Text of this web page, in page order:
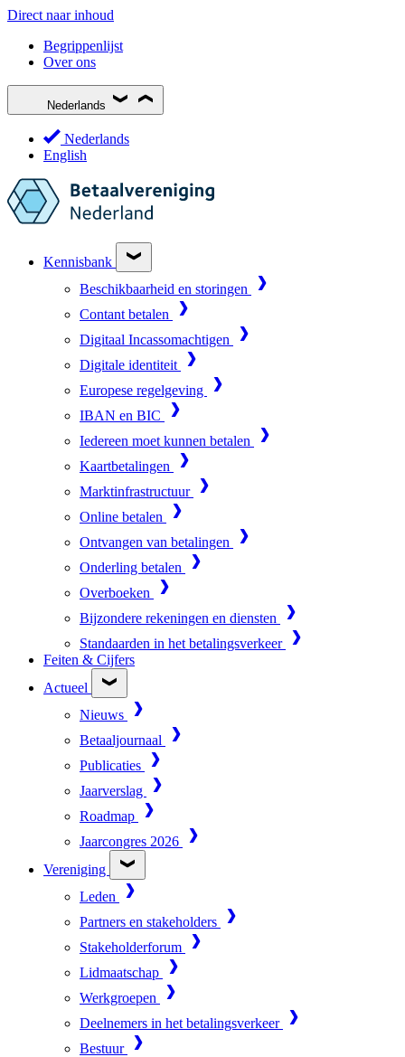
Direct naar inhoud
Begrippenlijst
Over ons
Nederlands
Nederlands
English
Kennisbank
Beschikbaarheid en storingen
Contant betalen
Digitaal Incassomachtigen
Digitale identiteit
Europese regelgeving
IBAN en BIC
Iedereen moet kunnen betalen
Kaartbetalingen
Marktinfrastructuur
Online betalen
Ontvangen van betalingen
Onderling betalen
Overboeken
Bijzondere rekeningen en diensten
Standaarden in het betalingsverkeer
Feiten & Cijfers
Actueel
Nieuws
Betaaljournaal
Publicaties
Jaarverslag
Roadmap
Jaarcongres 2026
Vereniging
Leden
Partners en stakeholders
Stakeholderforum
Lidmaatschap
Werkgroepen
Deelnemers in het betalingsverkeer
Bestuur